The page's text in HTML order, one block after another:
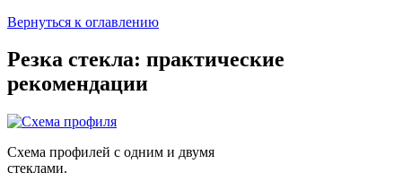
Вернуться к оглавлению
Резка стекла: практические
рекомендации
Схема профилей с одним и двумя
стеклами.